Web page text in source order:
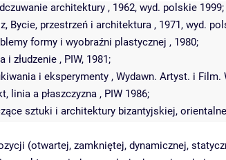
architektury , 1962, wyd. polskie 1999;
Bycie, przestrzeń i architektura , 1971, wyd.
formy i wyobraźni plastycznej , 1980;
i złudzenie , PIW, 1981;
i eksperymenty , Wydawn. Artyst. i Film.
linia a płaszczyzna , PIW 1986;
sztuki i architektury bizantyjskiej,
(otwartej, zamkniętej, dynamicznej,